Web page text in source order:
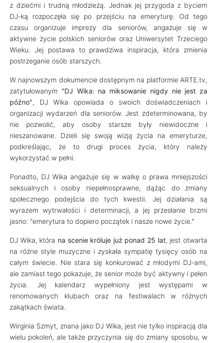
z dziećmi i trudną młodzieżą. Jednak jej przygoda z byciem
DJ-ką rozpoczęła się po przejściu na emeryturę. Od tego
czasu organizuje imprezy dla seniorów, angażuje się w
aktywne życie polskich seniorów oraz Uniwersytet Trzeciego
Wieku. Jej postawa to prawdziwa inspiracja, która zmienia
postrzeganie osób starszych.
W najnowszym dokumencie dostępnym na platformie ARTE.tv,
zatytułowanym "DJ Wika: na miksowanie nigdy nie jest za
późno", DJ Wika opowiada o swoich doświadczeniach i
organizacji wydarzeń dla seniorów. Jest zdeterminowana, by
nie pozwolić, aby osoby starsze były niewidoczne i
nieszanowane. Dzieli się swoją wizją życia na emeryturze,
podkreślając, że to drugi proces życia, który należy
wykorzystać w pełni.
Ponadto, DJ Wika angażuje się w walkę o prawa mniejszości
seksualnych i osoby niepełnosprawne, dążąc do zmiany
społecznego podejścia do tych kwestii. Jej działania są
wyrazem wytrwałości i determinacji, a jej przesłanie brzmi
jasno: "emerytura to dopiero początek i nasze nowe życie."
DJ Wika, która na scenie króluje już ponad 25 lat, jest otwarta
na różne style muzyczne i zyskała sympatię tysięcy osób na
całym świecie. Nie stara się konkurować z młodymi DJ-ami,
ale zamiast tego pokazuje, że senior może być aktywny i pełen
życia. Jej kalendarz wypełniony jest występami w
renomowanych klubach oraz na festiwalach w różnych
zakątkach świata.
Wirginia Szmyt, znana jako DJ Wika, jest nie tylko inspiracją dla
wielu pokoleń, ale także przyczynia się do zmiany sposobu, w